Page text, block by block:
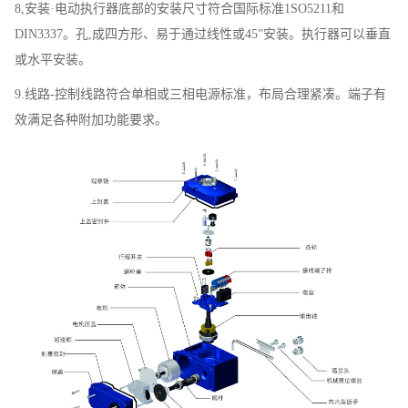
8,安装·电动执行器底部的安装尺寸符合国际标准1SO5211和
DIN3337。孔,成四方形、易于通过线性或45”安装。执行器可以垂直
或水平安装。
9.线路-控制线路符合单相或三相电源标准，布局合理紧凑。端子有
效满足各种附加功能要求。